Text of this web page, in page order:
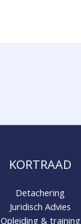
KORTRAAD
Detachering
Juridisch Advies
Opleiding & training